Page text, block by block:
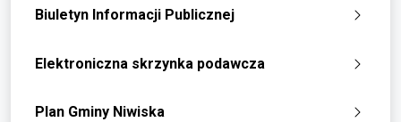
Biuletyn Informacji Publicznej
Elektroniczna skrzynka podawcza
Plan Gminy Niwiska